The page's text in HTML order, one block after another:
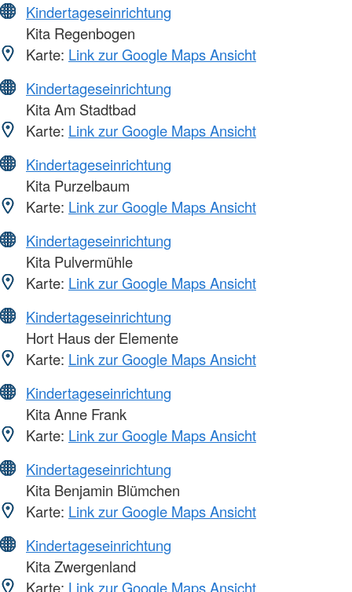
Kindertageseinrichtung
Kita Regenbogen
Karte: Link zur Google Maps Ansicht
Kindertageseinrichtung
Kita Am Stadtbad
Karte: Link zur Google Maps Ansicht
Kindertageseinrichtung
Kita Purzelbaum
Karte: Link zur Google Maps Ansicht
Kindertageseinrichtung
Kita Pulvermühle
Karte: Link zur Google Maps Ansicht
Kindertageseinrichtung
Hort Haus der Elemente
Karte: Link zur Google Maps Ansicht
Kindertageseinrichtung
Kita Anne Frank
Karte: Link zur Google Maps Ansicht
Kindertageseinrichtung
Kita Benjamin Blümchen
Karte: Link zur Google Maps Ansicht
Kindertageseinrichtung
Kita Zwergenland
Karte: Link zur Google Maps Ansicht